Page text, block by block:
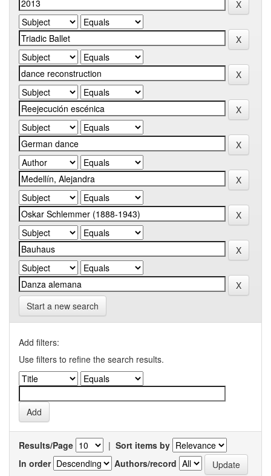
Start a new search
Add filters:
Use filters to refine the search results.
Results/Page | Sort items by
In order
Authors/record